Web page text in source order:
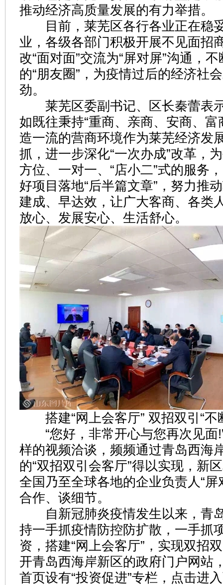
推动经济高质量发展的有力举措。
目前，莱芜区各行各业正在稳
业，各级各部门积极开展不见面招
改“面对面”交流为“屏对屏”沟通，
的“朋友圈”，为疫情过后的经济社
劲。
莱芜区委副书记、区长秦蕾表
如既往秉持“重商、亲商、安商、富
造一流的营商环境作为莱芜经济发
抓，进一步深化“一次办成”改革，
方位、一对一、“店小二”式的服务
好项目落地“后半篇文章”，努力推
建成、早达效，让广大客商、各类
放心、发展安心、生活舒心。
搭建“网上会客厅” 双招双引“不
“您好，非常开心与您再次见面
样的视频洽谈，频频通过青岛西海
的“双招双引会客厅”得以实现，新
全国乃至全球各地的企业负责人“屏
合作、谈细节。
自新冠肺炎疫情发生以来，青
持一手抓疫情防控防扩散，一手抓
资，搭建“网上会客厅”，实现双招
开青岛西海岸新区的政府门户网站
首页设有“投资促进”专栏，点击进